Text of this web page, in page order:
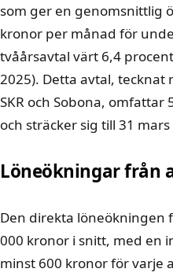
som ger en genomsnittlig
kronor per månad för
tvåårsavtal värt 6,4
2025). Detta avtal, tecknat
SKR och Sobona,
och sträcker sig till 31 mars
Löneökningar från
Den direkta löneökningen
000 kronor i snitt, med en
minst 600 kronor för varje